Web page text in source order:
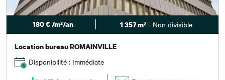
180 € /m²/an 1 357 m² - Non divisible
Location bureau ROMAINVILLE
Disponibilité : Immédiate